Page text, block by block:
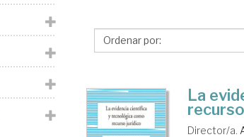
Amelia
La
Director/a.